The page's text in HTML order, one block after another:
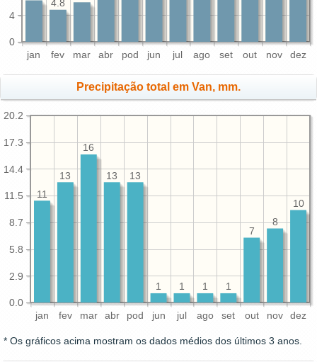
jan fev mar abr pod jun jul ago set out nov dez
0
4
4.8
Precipitação total em Van, mm.
jan fev mar abr pod jun jul ago set out nov dez
0.0
2.9
5.8
8.7
11.5
14.4
17.3
20.2
10
8
7
1
1
1
1
13
13
16
13
11
* Os gráficos acima mostram os dados médios dos últimos 3 anos.